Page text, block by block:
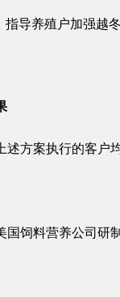
指导养殖户加强越
述方案执行的客户
国饲料营养公司研